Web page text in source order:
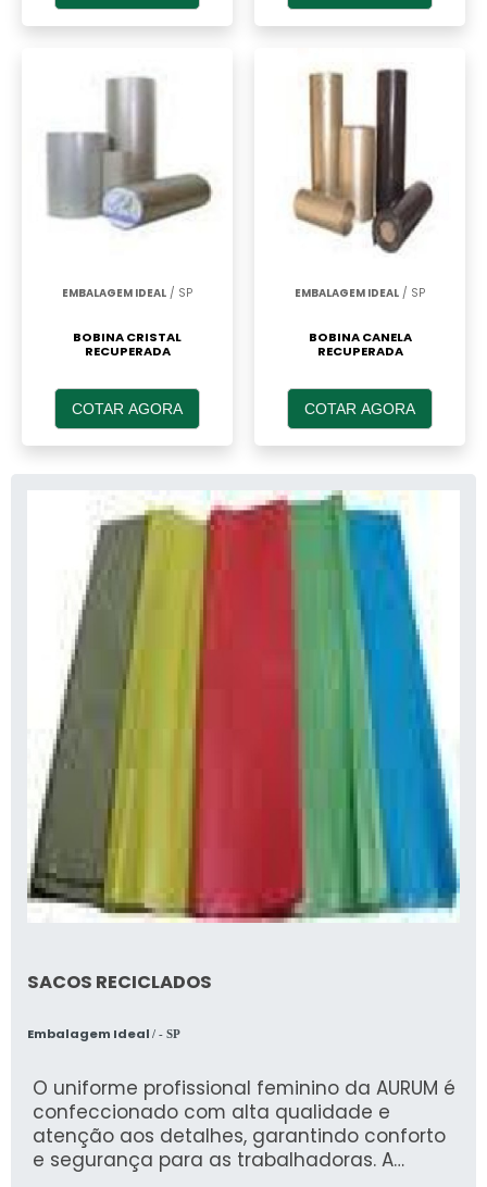
EMBALAGEM IDEAL / SP
BOBINA CRISTAL
RECUPERADA
COTAR AGORA
EMBALAGEM IDEAL / SP
BOBINA CANELA
RECUPERADA
COTAR AGORA
SACOS RECICLADOS
Embalagem Ideal / - SP
O uniforme profissional feminino da AURUM é
confeccionado com alta qualidade e
atenção aos detalhes, garantindo conforto
e segurança para as trabalhadoras. A